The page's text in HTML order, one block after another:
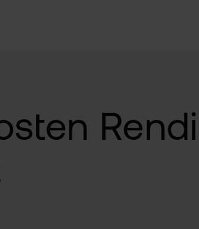
Unser Krypto-
%